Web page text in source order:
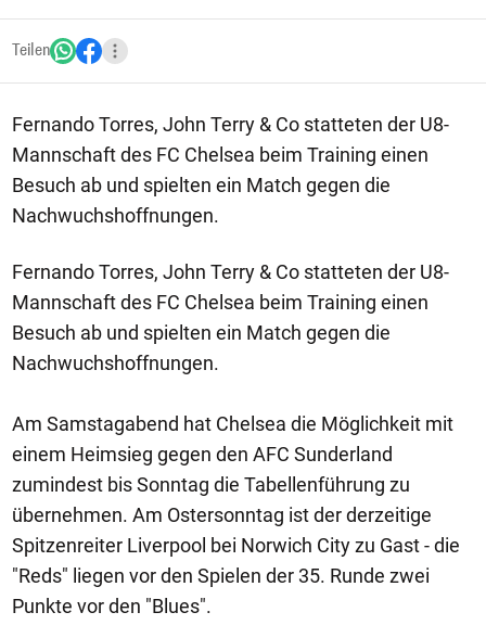
Teilen
Fernando Torres, John Terry & Co statteten der U8-
Mannschaft des FC Chelsea beim Training einen
Besuch ab und spielten ein Match gegen die
Nachwuchshoffnungen.
Fernando Torres, John Terry & Co statteten der U8-
Mannschaft des FC Chelsea beim Training einen
Besuch ab und spielten ein Match gegen die
Nachwuchshoffnungen.
Am Samstagabend hat Chelsea die Möglichkeit mit
einem Heimsieg gegen den AFC Sunderland
zumindest bis Sonntag die Tabellenführung zu
übernehmen. Am Ostersonntag ist der derzeitige
Spitzenreiter Liverpool bei Norwich City zu Gast - die
"Reds" liegen vor den Spielen der 35. Runde zwei
Punkte vor den "Blues".